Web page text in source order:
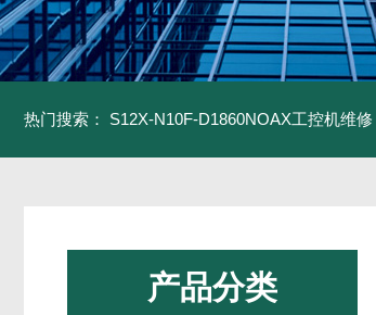
热门搜索： S12X-N10F-D1860NOAX工控机维修
产品分类